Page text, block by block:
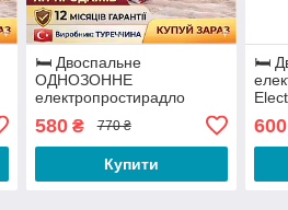
🛏️ Двоспальне
ОДНОЗОННЕ
електропростирадло
Electric Blanket (140х160
см) | Турецька якість
580₴ 770 ₴
Купити
🛏️
600